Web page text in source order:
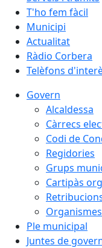
T'ho fem fàcil
Municipi
Actualitat
Ràdio Corbera
Telèfons
Govern
Alcaldessa
Càrrecs
Codi de
Regidories
Grups
Cartipàs
Ple municipal
Juntes de